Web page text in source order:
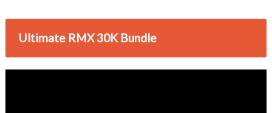
Ultimate RMX 30K Bundle